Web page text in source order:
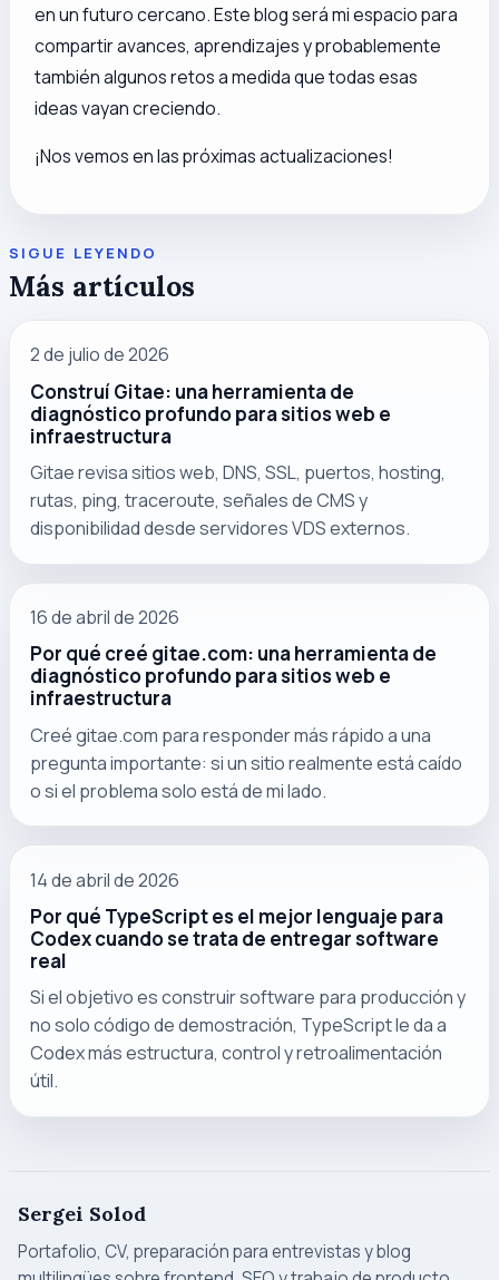
en un futuro cercano. Este blog será mi espacio para
compartir avances, aprendizajes y probablemente
también algunos retos a medida que todas esas
ideas vayan creciendo.
¡Nos vemos en las próximas actualizaciones!
SIGUE LEYENDO
Más artículos
2 de julio de 2026
Construí Gitae: una herramienta de
diagnóstico profundo para sitios web e
infraestructura
Gitae revisa sitios web, DNS, SSL, puertos, hosting,
rutas, ping, traceroute, señales de CMS y
disponibilidad desde servidores VDS externos.
16 de abril de 2026
Por qué creé gitae.com: una herramienta de
diagnóstico profundo para sitios web e
infraestructura
Creé gitae.com para responder más rápido a una
pregunta importante: si un sitio realmente está caído
o si el problema solo está de mi lado.
14 de abril de 2026
Por qué TypeScript es el mejor lenguaje para
Codex cuando se trata de entregar software
real
Si el objetivo es construir software para producción y
no solo código de demostración, TypeScript le da a
Codex más estructura, control y retroalimentación
útil.
Sergei Solod
Portafolio, CV, preparación para entrevistas y blog